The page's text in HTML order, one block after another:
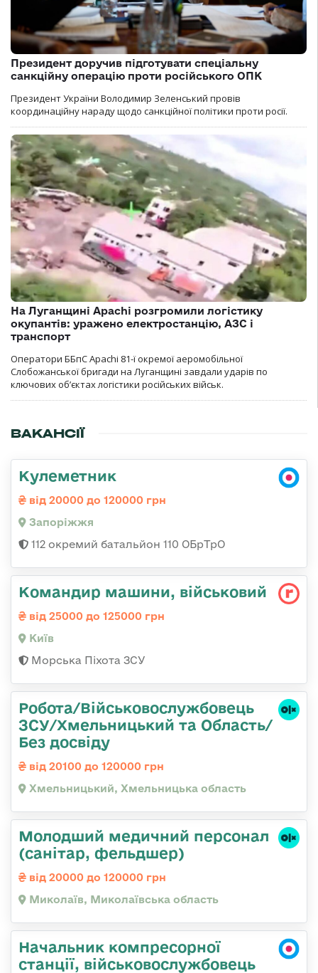
Президент доручив підготувати спеціальну
санкційну операцію проти російського ОПК
Президент України Володимир Зеленський провів
координаційну нараду щодо санкційної політики проти росії.
На Луганщині Apachi розгромили логістику
окупантів: уражено електростанцію, АЗС і
транспорт
Оператори ББпС Apachi 81-ї окремої аеромобільної
Слобожанської бригади на Луганщині завдали ударів по
ключових об’єктах логістики російських військ.
ВАКАНСІЇ
Кулеметник
від 20000 до 120000 грн
Запоріжжя
112 окремий батальйон 110 ОБрТрО
Командир машини, військовий
від 25000 до 125000 грн
Київ
Морська Піхота ЗСУ
Робота/Військовослужбовець
ЗСУ/Хмельницький та Область/
Без досвіду
від 20100 до 120000 грн
Хмельницький, Хмельницька область
Молодший медичний персонал
(санітар, фельдшер)
від 20000 до 120000 грн
Миколаїв, Миколаївська область
Начальник компресорної
станції, військовослужбовець